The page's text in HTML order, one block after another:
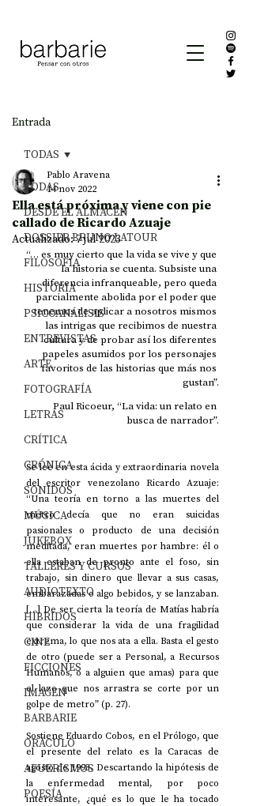
Entrada
TODAS
DESDE EL ALMACÉN
DOSSIER BRUNO LATOUR
FILOSOFÍA
HISTORIA
PSICOANÁLISIS
ENTREVISTAS
ARTE
FOTOGRAFÍA
LETRAS
CRÍTICA
CRÓNICA
SONIDOS
MÚSICA
JUKEBOX
TALLERES Y CURSOS
AUDIOTEXTO
HÍBRIDOS
CINE
FICCIONES
IMAGEN
BARBARIE
ORÁCULO
AFUERISMOS
POESÍA
TODAS
Ella está próxima y viene con pie
callado de Ricardo Azuaje
Pablo Aravena
14 nov 2022
Actualizado:7 jul 2023
“… es muy cierto que la vida se vive y que
la historia se cuenta. Subsiste una
diferencia infranqueable, pero queda
parcialmente abolida por el poder que
tenemos de aplicar a nosotros mismos
las intrigas que recibimos de nuestra
cultura y de probar así los diferentes
papeles asumidos por los personajes
favoritos de las historias que más nos
gustan”.
Paul Ricoeur, “La vida: un relato en
busca de narrador”.
Se lee en esta ácida y extraordinaria novela
del escritor venezolano Ricardo Azuaje:
“Una teoría en torno a las muertes del
metro decía que no eran suicidas
pasionales o producto de una decisión
meditada, eran muertes por hambre: él o
ella estaban de pronto ante el foso, sin
trabajo, sin dinero que llevar a sus casas,
embarazadas o algo bebidos, y se lanzaban.
[…] De ser cierta la teoría de Matías habría
que considerar la vida de una fragilidad
extrema, lo que nos ata a ella. Basta el gesto
de otro (puede ser a Personal, a Recursos
Humanos, o a alguien que amas) para que
el lazo que nos arrastra se corte por un
golpe de metro” (p. 27).
Sostiene Eduardo Cobos, en el Prólogo, que
el presente del relato es la Caracas de
agosto de 1993. Descartando la hipótesis de
la enfermedad mental, por poco
interesante, ¿qué es lo que le ha tocado